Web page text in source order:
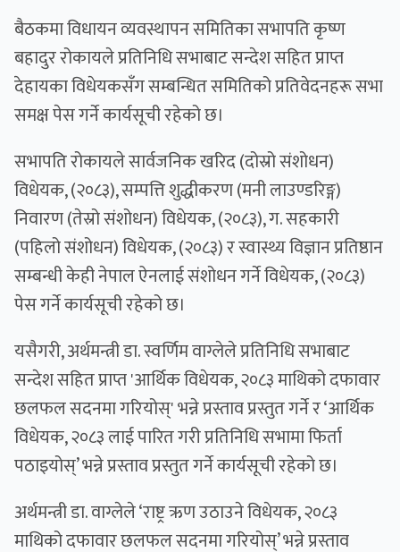
बैठकमा विधायन व्यवस्थापन समितिका सभापति कृष्ण
बहादुर रोकायले प्रतिनिधि सभाबाट सन्देश सहित प्राप्त
देहायका विधेयकसँग सम्बन्धित समितिको प्रतिवेदनहरू सभा
समक्ष पेस गर्ने कार्यसूची रहेको छ।
सभापति रोकायले सार्वजनिक खरिद (दोस्रो संशोधन)
विधेयक, (२०८३), सम्पत्ति शुद्धीकरण (मनी लाउण्डरिङ्ग)
निवारण (तेस्रो संशोधन) विधेयक, (२०८३), ग. सहकारी
(पहिलो संशोधन) विधेयक, (२०८३) र स्वास्थ्य विज्ञान प्रतिष्ठान
सम्बन्धी केही नेपाल ऐनलाई संशोधन गर्ने विधेयक, (२०८३)
पेस गर्ने कार्यसूची रहेको छ।
यसैगरी, अर्थमन्त्री डा. स्वर्णिम वाग्लेले प्रतिनिधि सभाबाट
सन्देश सहित प्राप्त 'आर्थिक विधेयक, २०८३ माथिको दफावार
छलफल सदनमा गरियोस्' भन्ने प्रस्ताव प्रस्तुत गर्ने र ‘आर्थिक
विधेयक, २०८३ लाई पारित गरी प्रतिनिधि सभामा फिर्ता
पठाइयोस्’ भन्ने प्रस्ताव प्रस्तुत गर्ने कार्यसूची रहेको छ।
अर्थमन्त्री डा. वाग्लेले ‘राष्ट्र ऋण उठाउने विधेयक, २०८३
माथिको दफावार छलफल सदनमा गरियोस्’ भन्ने प्रस्ताव